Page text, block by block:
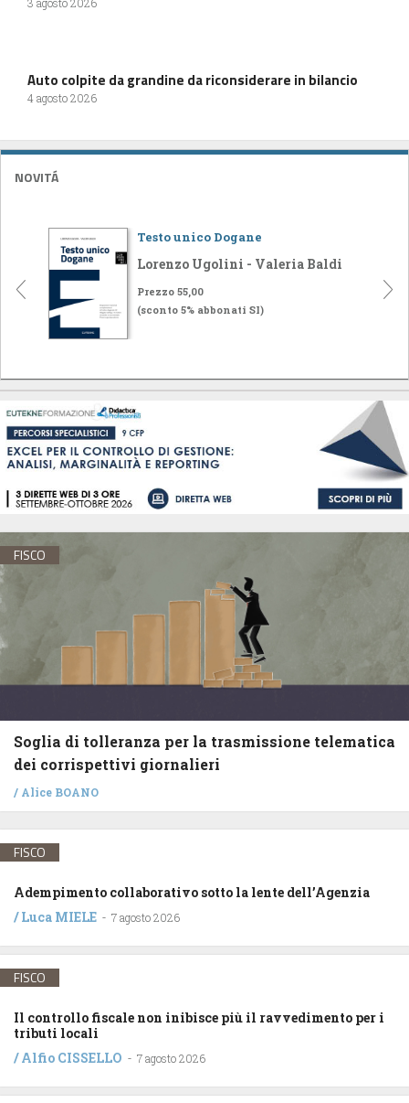
Auto colpite da grandine da riconsiderare in bilancio
4 agosto 2026
NOVITÁ
Testo unico Dogane
Lorenzo Ugolini - Valeria Baldi
Prezzo 55,00
(sconto 5% abbonati SI)
FISCO
Soglia di tolleranza per la trasmissione telematica
dei corrispettivi giornalieri
/ Alice BOANO
FISCO
Adempimento collaborativo sotto la lente dell’Agenzia
/Luca MIELE - 7 agosto 2026
FISCO
Il controllo fiscale non inibisce più il ravvedimento per i
tributi locali
/Alfio CISSELLO - 7 agosto 2026